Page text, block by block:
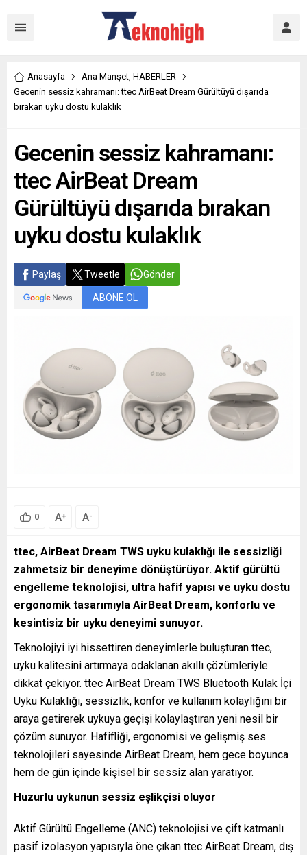
Anasayfa Ana Manşet, HABERLER
Gecenin sessiz kahramanı: ttec AirBeat Dream Gürültüyü dışarıda
bırakan uyku dostu kulaklık
Gecenin sessiz kahramanı:
ttec AirBeat Dream
Gürültüyü dışarıda bırakan
uyku dostu kulaklık
Paylaş Tweetle Gönder
ABONE OL
0 A+ A-
ttec, AirBeat Dream TWS uyku kulaklığı ile sessizliği
zahmetsiz bir deneyime dönüştürüyor. Aktif gürültü
engelleme teknolojisi, ultra hafif yapısı ve uyku dostu
ergonomik tasarımıyla AirBeat Dream, konforlu ve
kesintisiz bir uyku deneyimi sunuyor.
Teknolojiyi iyi hissettiren deneyimlerle buluşturan ttec,
uyku kalitesini artırmaya odaklanan akıllı çözümleriyle
dikkat çekiyor. ttec AirBeat Dream TWS Bluetooth Kulak İçi
Uyku Kulaklığı, sessizlik, konfor ve kullanım kolaylığını bir
araya getirerek uykuya geçişi kolaylaştıran yeni nesil bir
çözüm sunuyor. Hafifliği, ergonomisi ve gelişmiş ses
teknolojileri sayesinde AirBeat Dream, hem gece boyunca
hem de gün içinde kişisel bir sessiz alan yaratıyor.
Huzurlu uykunun sessiz eşlikçisi oluyor
Aktif Gürültü Engelleme (ANC) teknolojisi ve çift katmanlı
pasif izolasyon yapısıyla öne çıkan ttec AirBeat Dream, dış